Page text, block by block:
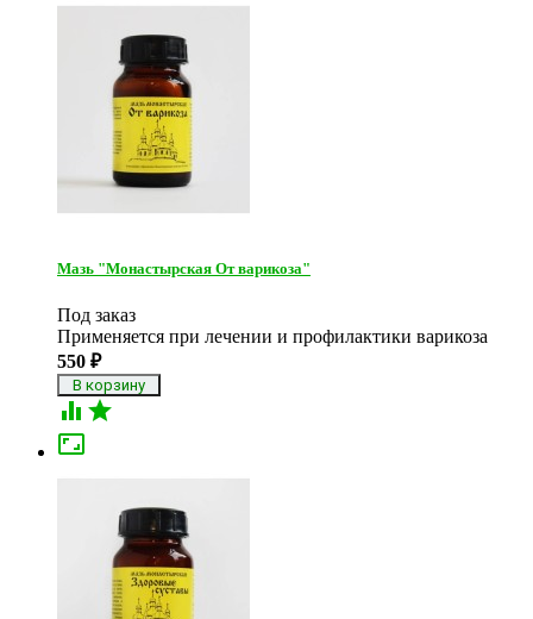
Мазь "Монастырская От варикоза"
Под заказ
​Применяется при лечении и профилактики варикоза
550 ₽
 
